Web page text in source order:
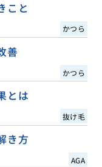
こと
かつら
善
かつら
とは
抜け毛
き方
AGA